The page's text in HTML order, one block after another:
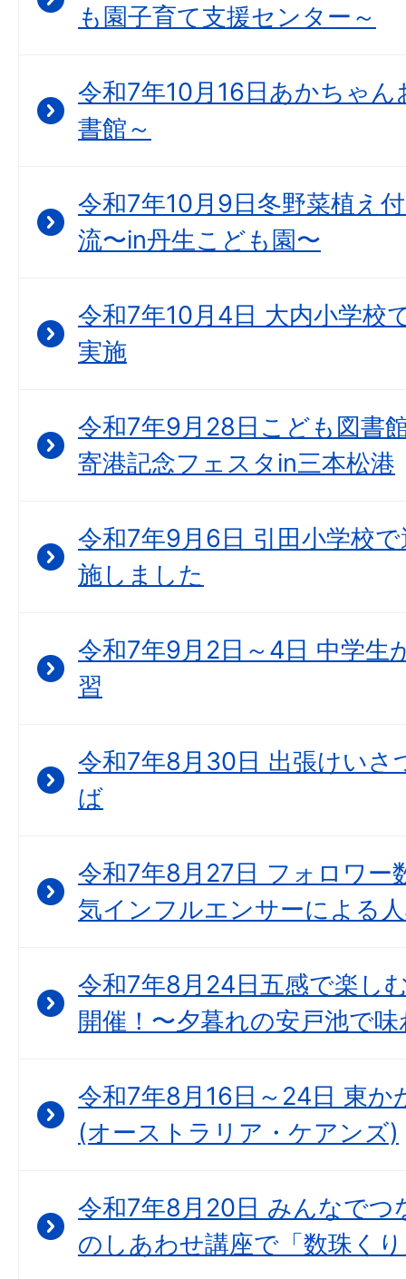
も園子育て支援センター～
令和7年10月16日あかちゃ
書館～
令和7年10月9日冬野菜植え
流〜in丹生こども園〜
令和7年10月4日 大内小学校
実施
令和7年9月28日こども図書
寄港記念フェスタin三本松港
令和7年9月6日 引田小学校
施しました
令和7年9月2日～4日 中学生
習
令和7年8月30日 出張けいさ
ば
令和7年8月27日 フォロワー
気インフルエンサーによる
令和7年8月24日五感で楽し
開催！〜夕暮れの安戸池で
令和7年8月16日～24日 東か
(オーストラリア・ケアンズ)
令和7年8月20日 みんなで
のしあわせ講座で「数珠く